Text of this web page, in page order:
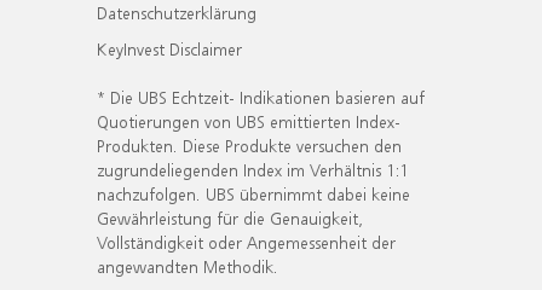
Datenschutzerklärung
KeyInvest Disclaimer
* Die UBS Echtzeit- Indikationen basieren auf
Quotierungen von UBS emittierten Index-
Produkten. Diese Produkte versuchen den
zugrundeliegenden Index im Verhältnis 1:1
nachzufolgen. UBS übernimmt dabei keine
Gewährleistung für die Genauigkeit,
Vollständigkeit oder Angemessenheit der
angewandten Methodik.